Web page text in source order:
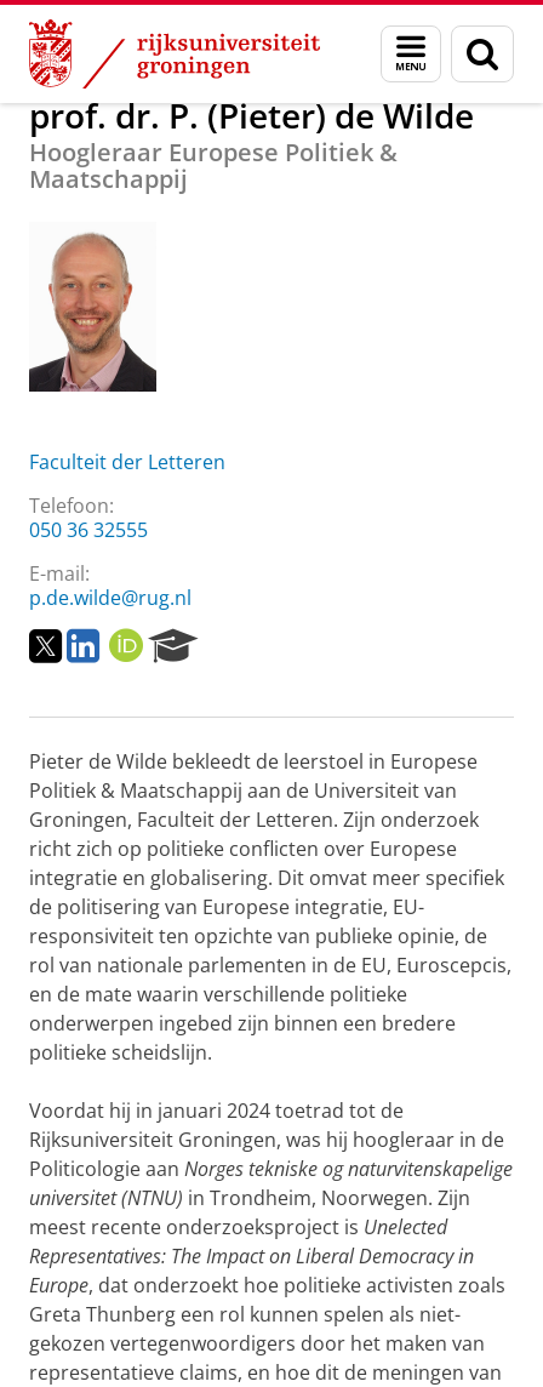
Skip
Content
Skip
Navigation
Menu
en
zoeken
Over ons prof. dr. P. (Pieter) de Wilde
prof. dr. P. (Pieter) de Wilde
Hoogleraar Europese Politiek &
Maatschappij
Faculteit der Letteren
Telefoon:
050 36 32555
E-mail:
p.de.wilde@rug.nl
T
w
t
e
r
L
i
k
d
I
n
O
R
I
e
r
c
h
P
o
r
t
a
l
Pieter de Wilde bekleedt de leerstoel in Europese
Politiek & Maatschappij aan de Universiteit van
Groningen, Faculteit der Letteren. Zijn onderzoek
richt zich op politieke conflicten over Europese
integratie en globalisering. Dit omvat meer specifiek
de politisering van Europese integratie, EU-
responsiviteit ten opzichte van publieke opinie, de
rol van nationale parlementen in de EU, Euroscepcis,
en de mate waarin verschillende politieke
onderwerpen ingebed zijn binnen een bredere
politieke scheidslijn.
Voordat hij in januari 2024 toetrad tot de
Rijksuniversiteit Groningen, was hij hoogleraar in de
Politicologie aan Norges tekniske og naturvitenskapelige
universitet (NTNU) in Trondheim, Noorwegen. Zijn
meest recente onderzoeksproject is Unelected
Representatives: The Impact on Liberal Democracy in
Europe, dat onderzoekt hoe politieke activisten zoals
Greta Thunberg een rol kunnen spelen als niet-
gekozen vertegenwoordigers door het maken van
representatieve claims, en hoe dit de meningen van